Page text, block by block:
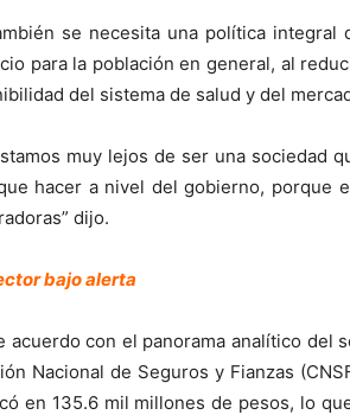
se necesita una política
para la población en general, al
del sistema de salud y del
muy lejos de ser una sociedad
hacer a nivel del gobierno, porque
dijo.
bajo alerta
acuerdo con el panorama analítico del
Nacional de Seguros y Fianzas
en 135.6 mil millones de pesos, lo